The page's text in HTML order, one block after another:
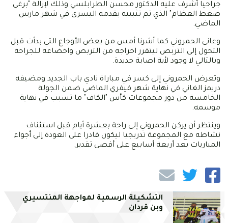
جراحيا أشرف عليه الدكتور محسن الطرابلسي وذلك لإزالة "برغي
ضغط العظام" الذي تم تثبيته بقدمه اليسرى في شهر مارس
الماضي.
وعانى الحمروني كما أشرنا أمس من بعض الأوجاع التي بدأت قبل
التحول إلى التربص ليتقرر اخراجه من التربص واخضاعه للجراحة
وبالتالي لا وجود لأية اصابة جديدة.
وتعرض الحمروني إلى كسر في مباراة نادي باب الجديد ومضيفه
دريمز الغاني في نهاية شهر فيفري الماضي ضمن الجولة
الخامسة من دور مجموعات كأس "الكاف" ما تسبب في نهاية
موسمه.
وينتظر أن يركن الحمروني إلى راحة بعشرة أيام قبل استئناف
نشاطه مع المجموعة تدريجيا ليكون قادرا على العودة إلى أجواء
المباريات بعد أربعة أسابيع على أقصى تقدير.
التشكيلة الرسمية لمواجهة المنتسيري
وبن قردان